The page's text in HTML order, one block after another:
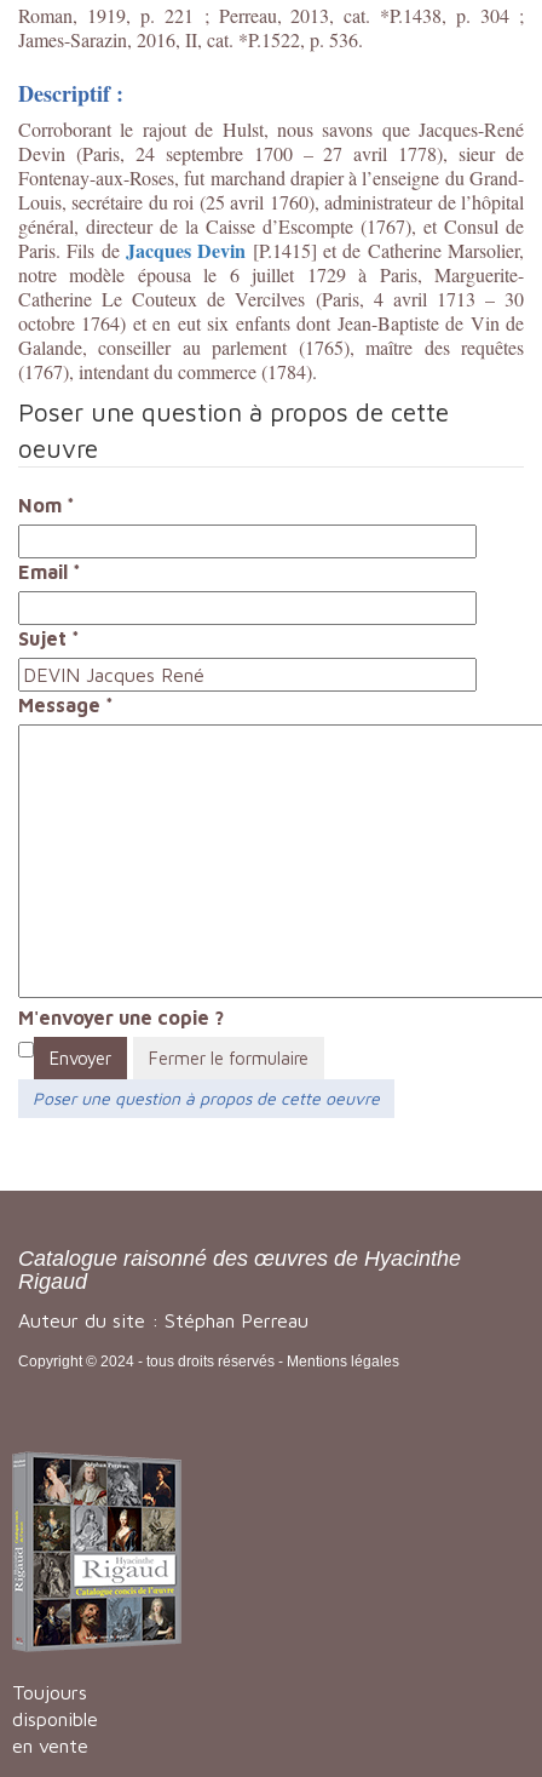
Roman, 1919, p. 221 ; Perreau, 2013, cat. *P.1438, p. 304 ;
James-Sarazin, 2016, II, cat. *P.1522, p. 536.
Descriptif :
Corroborant le rajout de Hulst, nous savons que Jacques-René
Devin (Paris, 24 septembre 1700 – 27 avril 1778), sieur de
Fontenay-aux-Roses, fut marchand drapier à l’enseigne du Grand-
Louis, secrétaire du roi (25 avril 1760), administrateur de l’hôpital
général, directeur de la Caisse d’Escompte (1767), et Consul de
Paris. Fils de Jacques Devin [P.1415] et de Catherine Marsolier,
notre modèle épousa le 6 juillet 1729 à Paris, Marguerite-
Catherine Le Couteux de Vercilves (Paris, 4 avril 1713 – 30
octobre 1764) et en eut six enfants dont Jean-Baptiste de Vin de
Galande, conseiller au parlement (1765), maître des requêtes
(1767), intendant du commerce (1784).
Poser une question à propos de cette
oeuvre
Nom *
Email *
Sujet *
Message *
M'envoyer une copie ?
Envoyer
Fermer le formulaire
Poser une question à propos de cette oeuvre
Catalogue raisonné des œuvres de Hyacinthe
Rigaud
Auteur du site : Stéphan Perreau
Copyright © 2024 - tous droits réservés - Mentions légales
Toujours
disponible
en vente